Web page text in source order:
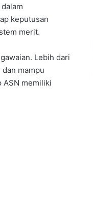
keputusan
merit.
Lebih dari
mampu
ASN memiliki